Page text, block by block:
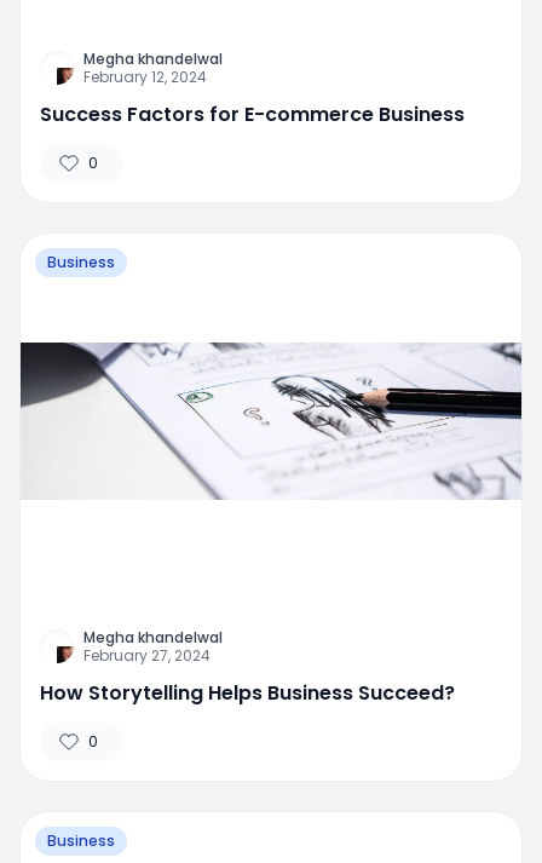
Megha khandelwal
February 12, 2024
Success Factors for E-commerce Business
0
Business
Megha khandelwal
February 27, 2024
How Storytelling Helps Business Succeed?
0
Business